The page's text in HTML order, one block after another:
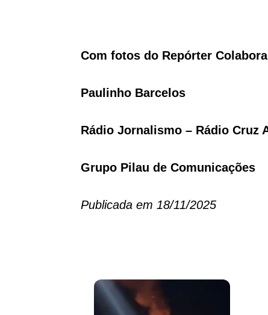
Com fotos do Repórter
Paulinho Barcelos
Rádio Jornalismo – Rádio Cruz
Grupo Pilau de Comunicações
Publicada em 18/11/2025